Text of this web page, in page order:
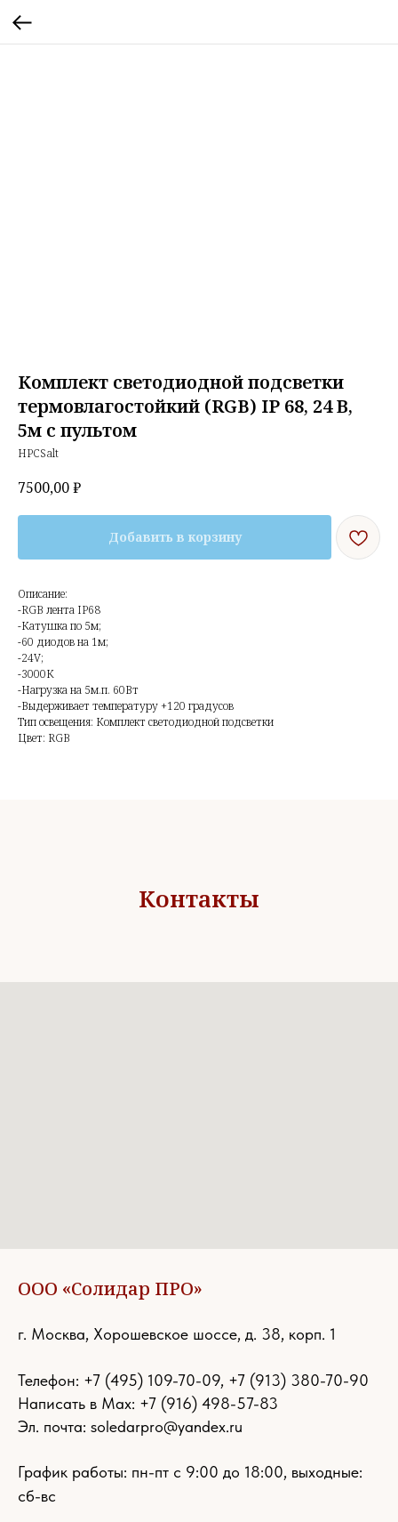
Комплект светодиодной подсветки
термовлагостойкий (RGB) IP 68, 24 В,
5м с пультом
HPCSalt
7500,00₽
Добавить в корзину
Описание:
-RGB лента IP68
-Катушка по 5м;
-60 диодов на 1м;
-24V;
-3000К
-Нагрузка на 5м.п. 60Вт
-Выдерживает температуру +120 градусов
Тип освещения: Комплект светодиодной подсветки
Цвет: RGB
Контакты
ООО «Солидар ПРО»
г. Москва, Хорошевское шоссе, д. 38, корп. 1
Телефон: +7 (495) 109-70-09, +7 (913) 380-70-90
Написать в Max: +7 (916) 498-57-83
Эл. почта: soledarpro@yandex.ru
График работы: пн-пт с 9:00 до 18:00, выходные:
сб-вс